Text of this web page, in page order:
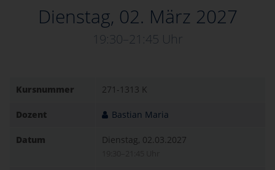
Dienstag, 02. März 2027
19:30–21:45 Uhr
Kursnummer 271-1313 K
Dozent Bastian Maria
Datum Dienstag, 02.03.2027